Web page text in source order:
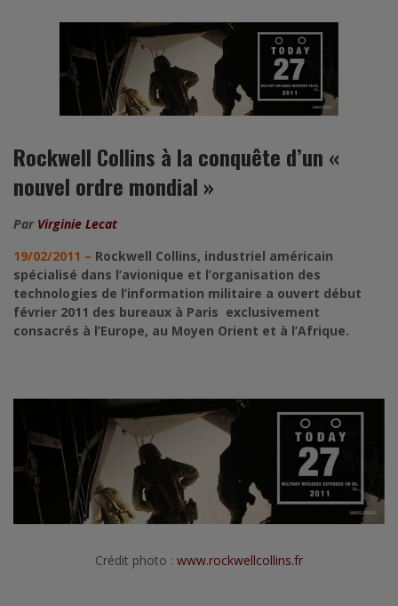
Rockwell Collins à la conquête d’un «
nouvel ordre mondial »
Par Virginie Lecat
19/02/2011 – Rockwell Collins, industriel américain
spécialisé dans l’avionique et l’organisation des
technologies de l’information militaire a ouvert début
février 2011 des bureaux à Paris exclusivement
consacrés à l’Europe, au Moyen Orient et à l’Afrique.
Crédit photo : www.rockwellcollins.fr